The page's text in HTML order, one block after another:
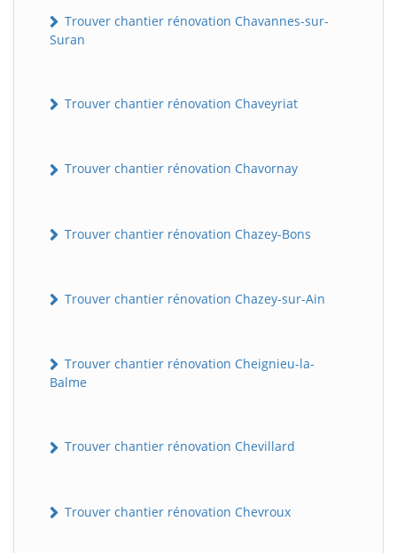
Trouver chantier rénovation Chavannes-sur-
Suran
Trouver chantier rénovation Chaveyriat
Trouver chantier rénovation Chavornay
Trouver chantier rénovation Chazey-Bons
Trouver chantier rénovation Chazey-sur-Ain
Trouver chantier rénovation Cheignieu-la-
Balme
Trouver chantier rénovation Chevillard
Trouver chantier rénovation Chevroux